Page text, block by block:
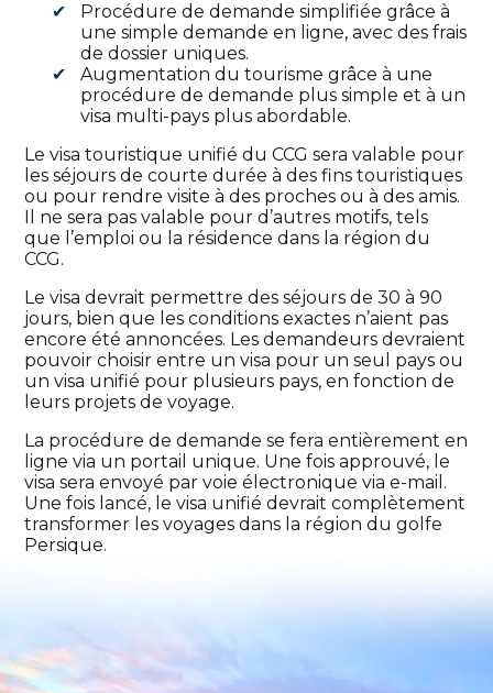
Procédure de demande simplifiée grâce à
une simple demande en ligne, avec des frais
de dossier uniques.
Augmentation du tourisme grâce à une
procédure de demande plus simple et à un
visa multi-pays plus abordable.
Le visa touristique unifié du CCG sera valable pour
les séjours de courte durée à des fins touristiques
ou pour rendre visite à des proches ou à des amis.
Il ne sera pas valable pour d’autres motifs, tels
que l’emploi ou la résidence dans la région du
CCG.
Le visa devrait permettre des séjours de 30 à 90
jours, bien que les conditions exactes n’aient pas
encore été annoncées. Les demandeurs devraient
pouvoir choisir entre un visa pour un seul pays ou
un visa unifié pour plusieurs pays, en fonction de
leurs projets de voyage.
La procédure de demande se fera entièrement en
ligne via un portail unique. Une fois approuvé, le
visa sera envoyé par voie électronique via e-mail.
Une fois lancé, le visa unifié devrait complètement
transformer les voyages dans la région du golfe
Persique.